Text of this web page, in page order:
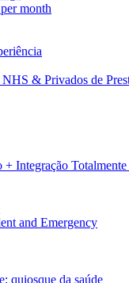
month
& Privados de
+ Integração
and Emergency
quiosque da saúde